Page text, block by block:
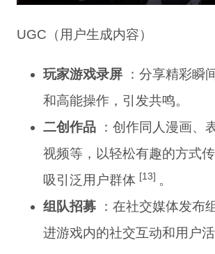
UGC（用户生成内容）
玩家游戏录屏
：分享精彩瞬
和高能操作，引发共鸣。
二创作品
：创作同人漫画、
视频等，以轻松有趣的方式
吸引泛用户群体 [13] 。
组队招募
：在社交媒体发布
进游戏内的社交互动和用户活